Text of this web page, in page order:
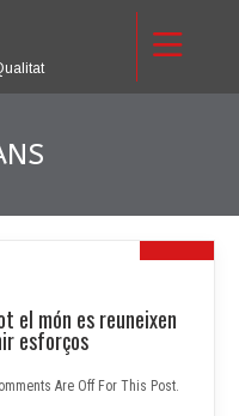
24
MAIG
el món es reuneixen
esforços
Are Off For This Post.